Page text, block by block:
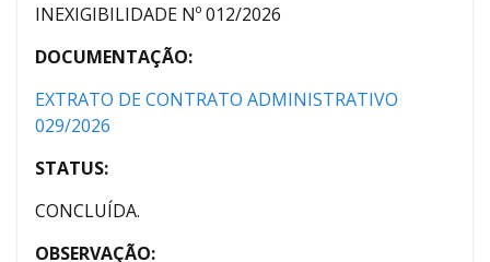
INEXIGIBILIDADE Nº 012/2026
DOCUMENTAÇÃO:
EXTRATO DE CONTRATO ADMINISTRATIVO
029/2026
STATUS:
CONCLUÍDA.
OBSERVAÇÃO: